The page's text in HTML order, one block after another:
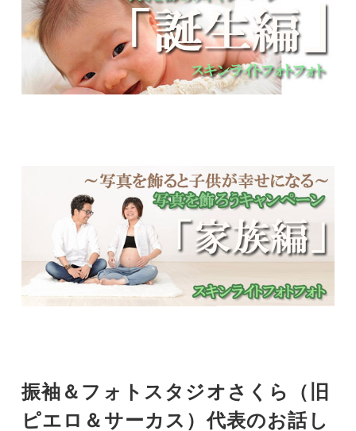
振袖＆フォトスタジオさくら（旧
ピエロ＆サーカス）代表のお話し